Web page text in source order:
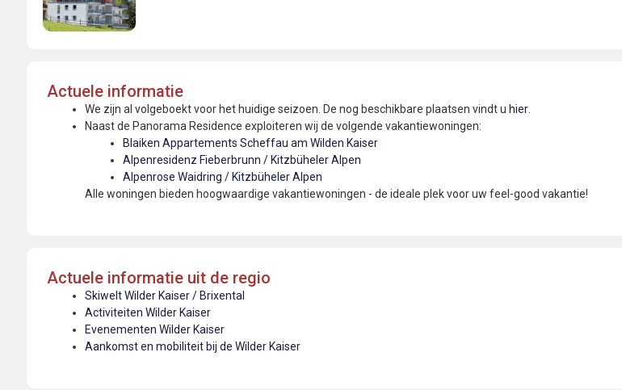
Actuele informatie
We zijn al volgeboekt voor het huidige seizoen. De nog beschikbare plaatsen vindt u hier.
Naast de Panorama Residence exploiteren wij de volgende vakantiewoningen:
Blaiken Appartements Scheffau am Wilden Kaiser
Alpenresidenz Fieberbrunn / Kitzbüheler Alpen
Alpenrose Waidring / Kitzbüheler Alpen
Alle woningen bieden hoogwaardige vakantiewoningen - de ideale plek voor uw feel-good vakantie!
Actuele informatie uit de regio
Skiwelt Wilder Kaiser / Brixental
Activiteiten Wilder Kaiser
Evenementen Wilder Kaiser
Aankomst en mobiliteit bij de Wilder Kaiser